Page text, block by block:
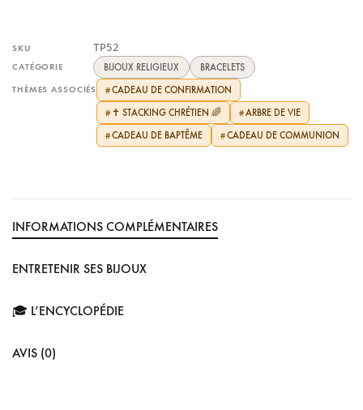
SKU TP52
CATÉGORIE BIJOUX RELIGIEUX BRACELETS
THÈMES ASSOCIÉS #CADEAU DE CONFIRMATION
# ✝️ STACKING CHRÉTIEN 🌈 #ARBRE DE VIE
#CADEAU DE BAPTÊME #CADEAU DE COMMUNION
INFORMATIONS COMPLÉMENTAIRES
ENTRETENIR SES BIJOUX
🎓 L’ENCYCLOPÉDIE
AVIS (0)